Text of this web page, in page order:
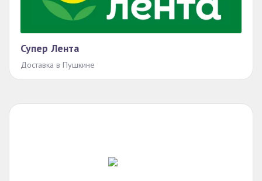
Супер Лента
Доставка в Пушкине